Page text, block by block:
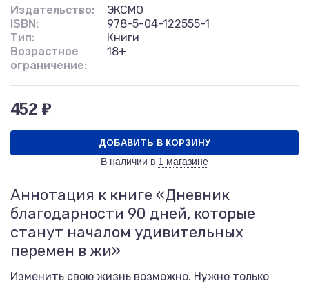
Издательство:
ЭКСМО
ISBN:
978-5-04-122555-1
Тип:
Книги
Возрастное
ограничение:
18+
452 ₽
ДОБАВИТЬ В КОРЗИНУ
В наличии в 1 магазине
Аннотация к книге «Дневник
благодарности 90 дней, которые
станут началом удивительных
перемен в жи»
Изменить свою жизнь возможно. Нужно только